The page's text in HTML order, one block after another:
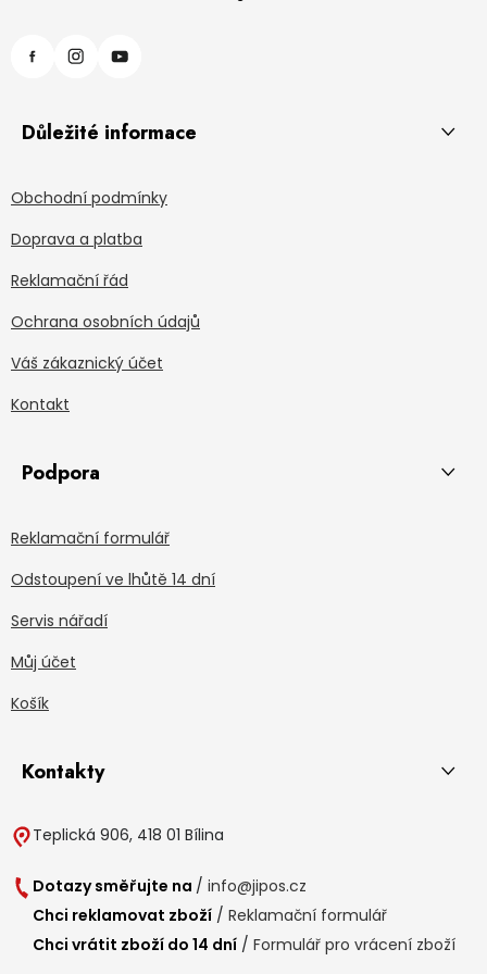
Důležité informace
Obchodní podmínky
Doprava a platba
Reklamační řád
Ochrana osobních údajů
Váš zákaznický účet
Kontakt
Podpora
Reklamační formulář
Odstoupení ve lhůtě 14 dní
Servis nářadí
Můj účet
Košík
Kontakty
Teplická 906, 418 01 Bílina
Dotazy směřujte na / info@jipos.cz
Chci reklamovat zboží / Reklamační formulář
Chci vrátit zboží do 14 dní / Formulář pro vrácení zboží